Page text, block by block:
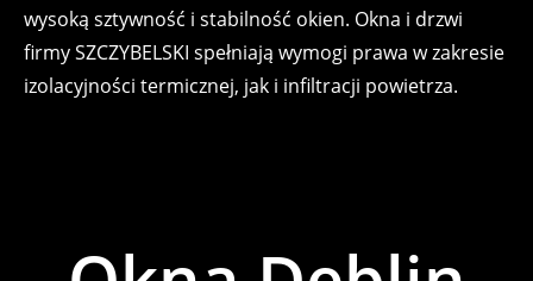
wysoką sztywność i stabilność okien. Okna i drzwi
firmy SZCZYBELSKI spełniają wymogi prawa w zakresie
izolacyjności termicznej, jak i infiltracji powietrza.